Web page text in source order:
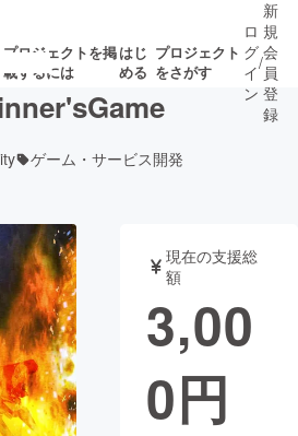
プロジェクトを掲
載するには
はじ
める
プロジェクト
をさがす
ガジェット ゲーム・サ
ロ
グ
イ
ン
/
新
規
会
員
登
録
ゲーム・サービス開発
現在の支援総
額
3,00
0円